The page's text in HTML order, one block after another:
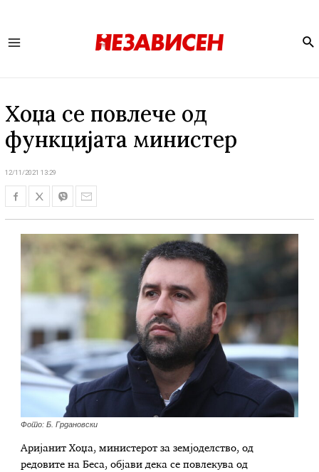
Хоџа се повлече од
функцијата министер
12/11/2021 13:29
Фото: Б. Грдановски
Аријанит Хоџа, министерот за земјоделство, од
редовите на Беса, објави дека се повлекува од